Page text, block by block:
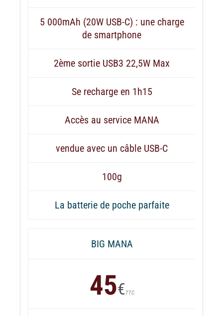
5 000mAh (20W USB-C) : une charge
de smartphone
2ème sortie USB3 22,5W Max
Se recharge en 1h15
Accès au service MANA
vendue avec un câble USB-C
100g
La batterie de poche parfaite
BIG MANA
45€ TTC